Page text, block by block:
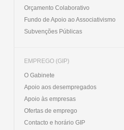
Orçamento Colaborativo
Fundo de Apoio ao Associativismo
Subvenções Públicas
EMPREGO (GIP)
O Gabinete
Apoio aos desempregados
Apoio às empresas
Ofertas de emprego
Contacto e horário GIP